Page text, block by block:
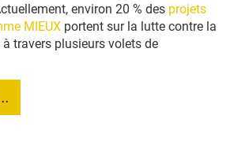
environ 20 % des projets
MIEUX portent sur la lutte contre la
travers plusieurs volets de